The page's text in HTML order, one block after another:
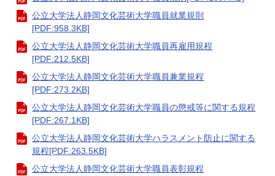
公立大学法人静岡文化芸術大学職員就業規則
[PDF:958.3KB]
​公立大学法人静岡文化芸術大学職員再雇用規程
[PDF:212.5KB]
公立大学法人静岡文化芸術大学職員兼業規程
[PDF:273.2KB]
公立大学法人静岡文化芸術大学職員の懲戒等に関する規程
[PDF:267.1KB]
公立大学法人静岡文化芸術大学ハラスメント防止に関する
規程[PDF:263.5KB]
公立大学法人静岡文化芸術大学職員表彰規程